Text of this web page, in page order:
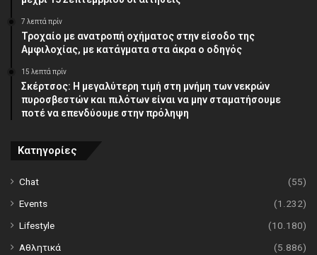
7 λεπτά πρίν
Τροχαίο με ανατροπή οχήματος στην είσοδο της
Αμφιλοχίας, με κατάγματα στα άκρα ο οδηγός
15 λεπτά πρίν
Σκέρτσος: Η μεγαλύτερη τιμή στη μνήμη των νεκρών
πυροσβεστών και πιλότων είναι να μην σταματήσουμε
ποτέ να επενδύουμε στην πρόληψη
Κατηγορίες
Chat
(55)
Events
(1.232)
Lifestyle
(10.180)
Αθλητικά
(5.886)